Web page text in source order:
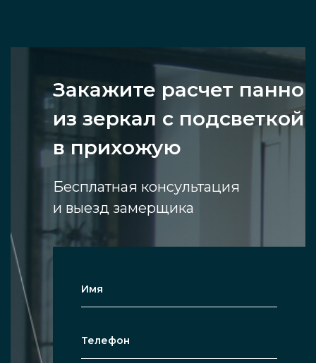
Закажите расчет панно
из зеркал с подсветкой
в прихожую
Бесплатная консультация
и выезд замерщика